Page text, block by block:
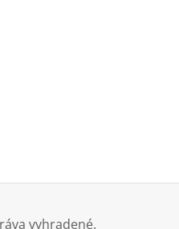
vyhradené.